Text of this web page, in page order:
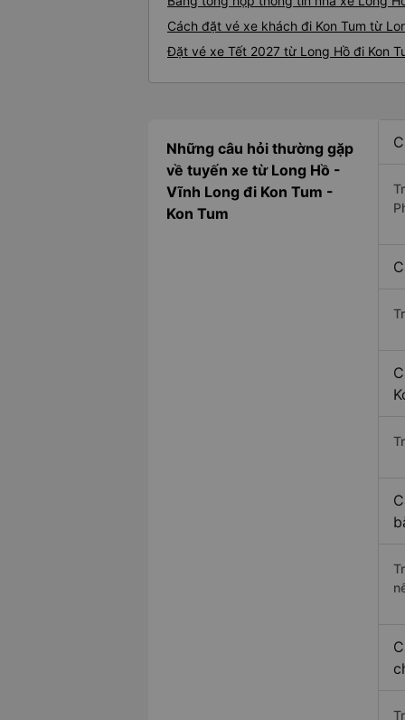
Cách đặt vé xe khách đi Kon Tum từ
Đặt vé xe Tết 2027 từ Long Hồ đi Kon
Những câu hỏi thường gặp
về tuyến xe từ Long Hồ -
Vĩnh Long đi Kon Tum -
Kon Tum